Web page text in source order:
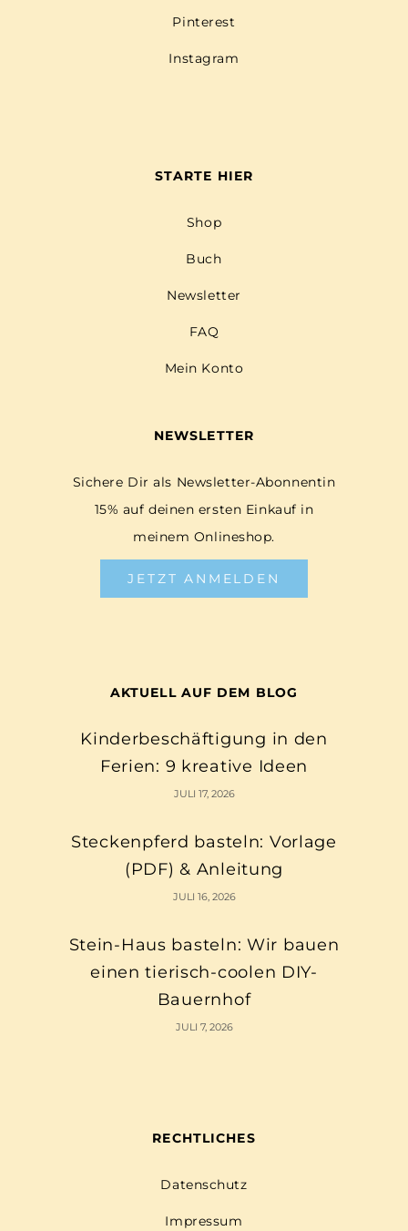
Pinterest
Instagram
STARTE HIER
Shop
Buch
Newsletter
FAQ
Mein Konto
NEWSLETTER
Sichere Dir als Newsletter-Abonnentin
15% auf deinen ersten Einkauf in
meinem Onlineshop.
JETZT ANMELDEN
AKTUELL AUF DEM BLOG
Kinderbeschäftigung in den
Ferien: 9 kreative Ideen
JULI 17, 2026
Steckenpferd basteln: Vorlage
(PDF) & Anleitung
JULI 16, 2026
Stein-Haus basteln: Wir bauen
einen tierisch-coolen DIY-
Bauernhof
JULI 7, 2026
RECHTLICHES
Datenschutz
Impressum